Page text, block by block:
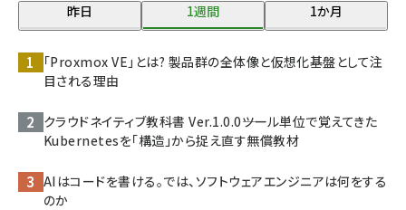
昨日 1週間 1か月
「Proxmox VE」とは? 製品群の全体像と仮想化基盤として注
目される理由
クラウドネイティブ教科書 Ver.1.0.0――ツール単位で覚えてきた
Kubernetesを「構造」から捉え直す無償教材
AIはコードを書ける。では、ソフトウェアエンジニアは何をする
のか